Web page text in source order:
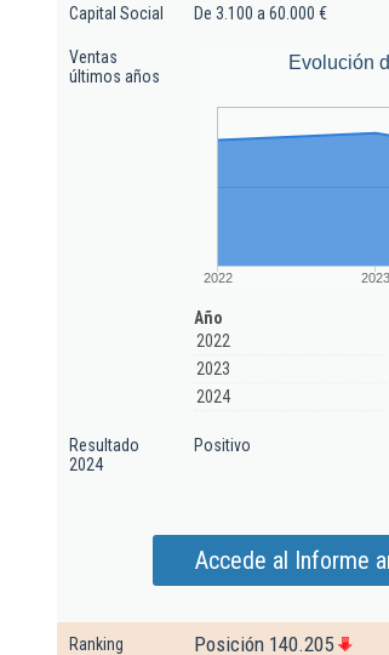
Capital Social De 3.100 a 60.000 €
Ventas
últimos años
Evolución
2022 2023
Año
2022
2023
2024
Resultado
2024
Positivo
Accede al Informe
Ranking
Posición 140.205